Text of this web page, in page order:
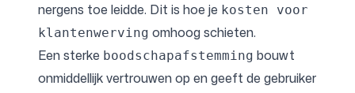
nergens toe leidde. Dit is hoe je kosten voor
klantenwerving omhoog schieten.
Een sterke boodschapafstemming bouwt
onmiddellijk vertrouwen op en geeft de gebruiker